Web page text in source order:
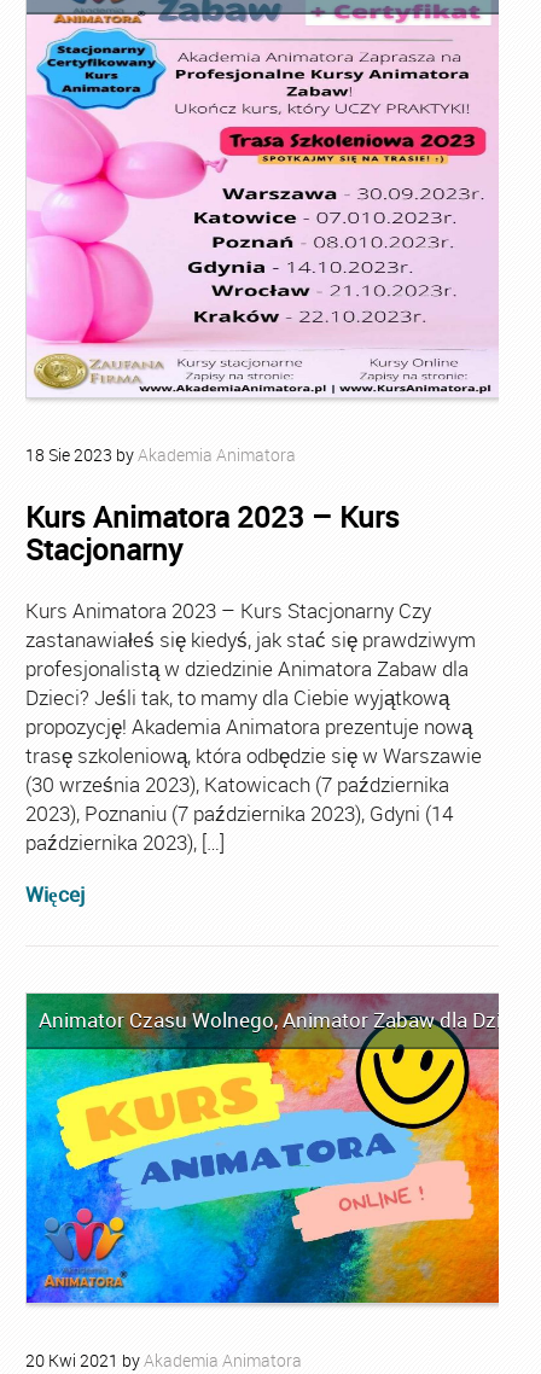
18 Sie2023 byAkademia Animatora
Kurs Animatora 2023 – Kurs
Stacjonarny
Kurs Animatora 2023 – Kurs Stacjonarny Czy
zastanawiałeś się kiedyś, jak stać się prawdziwym
profesjonalistą w dziedzinie Animatora Zabaw dla
Dzieci? Jeśli tak, to mamy dla Ciebie wyjątkową
propozycję! Akademia Animatora prezentuje nową
trasę szkoleniową, która odbędzie się w Warszawie
(30 września 2023), Katowicach (7 października
2023), Poznaniu (7 października 2023), Gdyni (14
października 2023), […]
Więcej
Animator Czasu Wolnego,Animator Zabaw dla Dzieci
20 Kwi 2021 byAkademia Animatora